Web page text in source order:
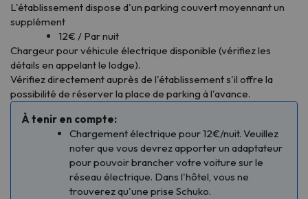
L'établissement dispose d'un parking couvert moyennant un
supplément
12€ / Par nuit
Chargeur pour véhicule électrique disponible (vérifiez les
détails en appelant le lodge).
Vérifiez directement auprès de l'établissement s'il offre la
possibilité de réserver la place de parking à l'avance.
À tenir en compte:
Chargement électrique pour 12€/nuit. Veuillez
noter que vous devrez apporter un adaptateur
pour pouvoir brancher votre voiture sur le
réseau électrique. Dans l'hôtel, vous ne
trouverez qu'une prise Schuko.